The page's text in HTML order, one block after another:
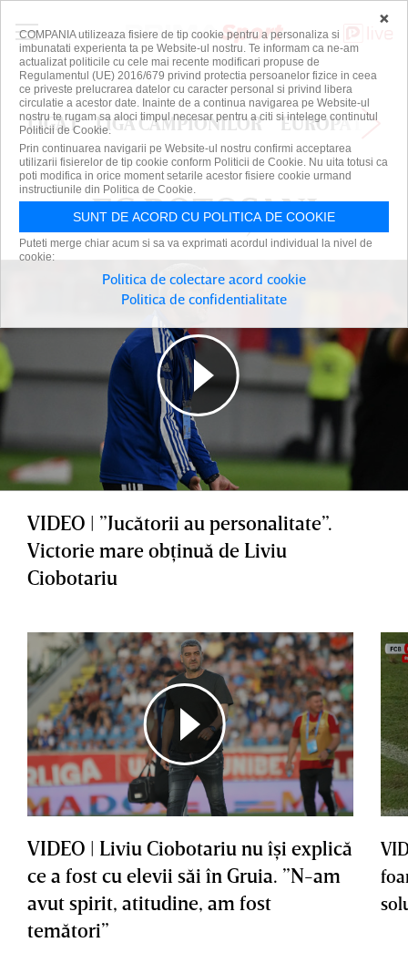
LIGA 1 LIGA CAMPIONILOR EUROPA
FC BOTOȘANI
FC BOTOȘANI
VIDEO | ”Jucătorii au personalitate”.
Victorie mare obţinuă de Liviu
Ciobotariu
VIDEO | Liviu Ciobotariu nu îşi explică
ce a fost cu elevii săi în Gruia. ”N-am
avut spirit, atitudine, am fost
temători”
×
COMPANIA utilizeaza fisiere de tip cookie pentru a personaliza si
imbunatati experienta ta pe Website-ul nostru. Te informam ca ne-am
actualizat politicile cu cele mai recente modificari propuse de
Regulamentul (UE) 2016/679 privind protectia persoanelor fizice in ceea
ce priveste prelucrarea datelor cu caracter personal si privind libera
circulatie a acestor date. Inainte de a continua navigarea pe Website-ul
nostru te rugam sa aloci timpul necesar pentru a citi si intelege continutul
Politicii de Cookie.
Prin continuarea navigarii pe Website-ul nostru confirmi acceptarea
utilizarii fisierelor de tip cookie conform Politicii de Cookie. Nu uita totusi ca
poti modifica in orice moment setarile acestor fisiere cookie urmand
instructiunile din Politica de Cookie.
SUNT DE ACORD CU POLITICA DE COOKIE
Puteti merge chiar acum si sa va exprimati acordul individual la nivel de
cookie:
Politica de colectare acord cookie
Politica de confidentialitate